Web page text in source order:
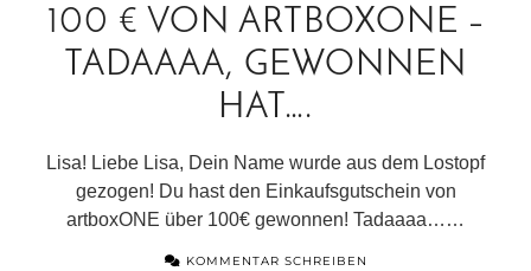
100 € VON ARTBOXONE –
TADAAAA, GEWONNEN
HAT….
Lisa! Liebe Lisa, Dein Name wurde aus dem Lostopf
gezogen! Du hast den Einkaufsgutschein von
artboxONE über 100€ gewonnen! Tadaaaa……
KOMMENTAR SCHREIBEN